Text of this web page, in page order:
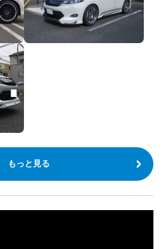
もっと見る